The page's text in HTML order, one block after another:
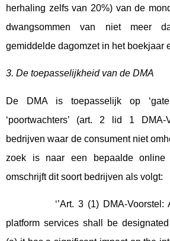
herhaling zelfs van 20%) van de
dwangsommen van niet meer
gemiddelde dagomzet in het boekjaar
3. De toepasselijkheid van de DMA
De DMA is toepasselijk op
‘poortwachters’ (art. 2 lid 1 DMA-
bedrijven waar de consument niet
zoek is naar een bepaalde online
omschrijft dit soort bedrijven als volgt:
‘’Art. 3 (1) DMA-Voorstel: A
platform services shall be